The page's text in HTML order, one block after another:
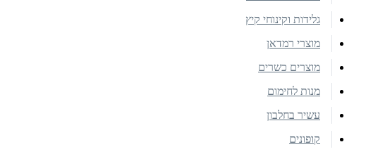
גלידות וקינוחי קיץ
מוצרי רמדאן
מוצרים כשרים
מנות לחימום
עשיר בחלבון
קופונים